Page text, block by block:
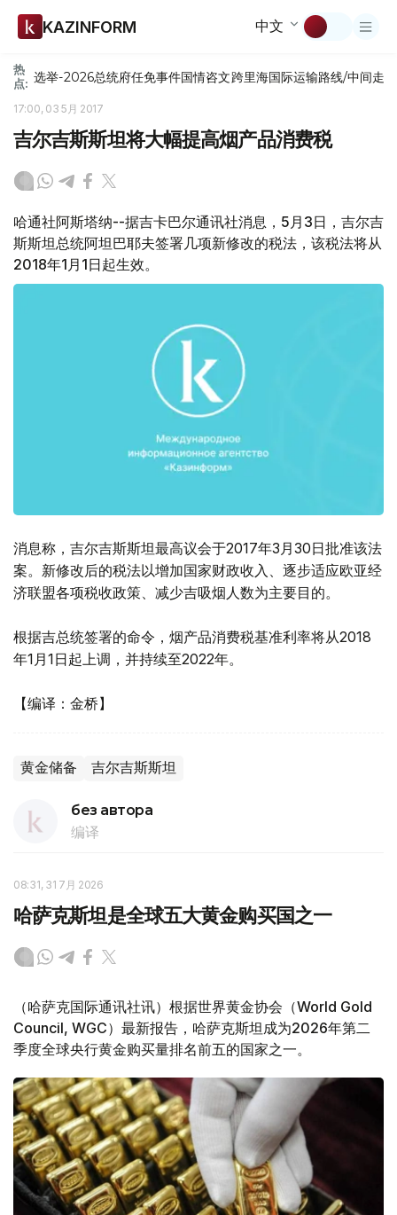
KAZINFORM 中文
热
点: 选举-2026总统府任免事件国情咨文跨里海国际运输路线/中间走廊
17:00, 03 5月 2017
吉尔吉斯斯坦将大幅提高烟产品消费税
哈通社阿斯塔纳--据吉卡巴尔通讯社消息，5月3日，吉尔吉
斯斯坦总统阿坦巴耶夫签署几项新修改的税法，该税法将从
2018年1月1日起生效。
消息称，吉尔吉斯斯坦最高议会于2017年3月30日批准该法
案。新修改后的税法以增加国家财政收入、逐步适应欧亚经
济联盟各项税收政策、减少吉吸烟人数为主要目的。
根据吉总统签署的命令，烟产品消费税基准利率将从2018
年1月1日起上调，并持续至2022年。
【编译：金桥】
黄金储备 吉尔吉斯斯坦
без автора
编译
08:31, 31 7月 2026
哈萨克斯坦是全球五大黄金购买国之一
（哈萨克国际通讯社讯）根据世界黄金协会（World Gold
Council, WGC）最新报告，哈萨克斯坦成为2026年第二
季度全球央行黄金购买量排名前五的国家之一。